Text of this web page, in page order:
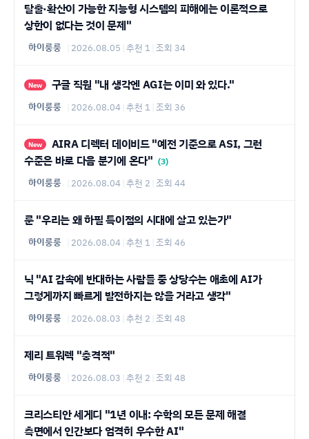
탈출·확산이 가능한 지능형 시스템의 피해에는 이론적으로
상한이 없다는 것이 문제"
하이룽룽 2026.08.05 추천 1 조회 34
New 구글 직원 "내 생각엔 AGI는 이미 와 있다."
하이룽룽 2026.08.04 추천 1 조회 36
New
수준은 바로 다음 분기에 온다" (3)
하이룽룽 2026.08.04 추천 2 조회 44
룬 "우리는 왜 하필 특이점의 시대에 살고 있는가"
하이룽룽 2026.08.04 추천 1 조회 46
닉 "AI 감속에 반대하는 사람들 중 상당수는 애초에 AI가
그렇게까지 빠르게 발전하지는 않을 거라고 생각"
하이룽룽 2026.08.03 추천 2 조회 48
제리 트워렉 "충격적"
하이룽룽 2026.08.03 추천 2 조회 48
크리스티안 세게디 "1년 이내: 수학의 모든 문제 해결
측면에서 인간보다 엄격히 우수한 AI"